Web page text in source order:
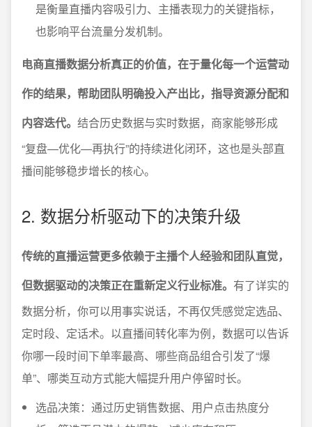
是衡量直播内容吸引力、主播表现力的关键指标，
也影响平台流量分发机制。
电商直播数据分析真正的价值，在于量化每一个运营动
作的结果，帮助团队明确投入产出比，指导资源分配和
内容迭代。 结合历史数据与实时数据，商家能够形成
“复盘—优化—再执行”的持续进化闭环，这也是头部直
播间能够稳步增长的核心。
2. 数据分析驱动下的决策升级
传统的直播运营更多依赖于主播个人经验和团队直觉，
但数据驱动的决策正在重新定义行业标准。 有了详实的
数据分析，你可以用事实说话，不再仅凭感觉定选品、
定时段、定话术。以直播间转化率为例，数据可以告诉
你哪一段时间下单率最高、哪些商品组合引发了“爆
单”、哪类互动方式能大幅提升用户停留时长。
选品决策：通过历史销售数据、用户点击热度分